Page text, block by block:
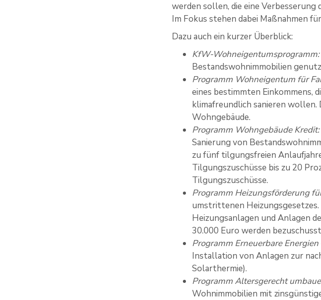
werden sollen, die eine
Im Fokus stehen dabei Maßnahmen
Dazu auch ein kurzer Überblick:
KfW-Wohneigentumsprogramm:
Bestandswohnimmobilien
Programm Wohneigentum für
eines bestimmten Einkommens,
klimafreundlich sanieren wollen.
Wohngebäude.
Programm Wohngebäude Kredit:
Sanierung von
zu fünf tilgungsfreien
Tilgungszuschüsse bis zu 20
Tilgungszuschüsse.
Programm Heizungsförderung
umstrittenen
Heizungsanlagen und Anlagen
30.000 Euro werden
Programm Erneuerbare Energien
Installation von Anlagen zur
Solarthermie).
Programm Altersgerecht
Wohnimmobilien mit